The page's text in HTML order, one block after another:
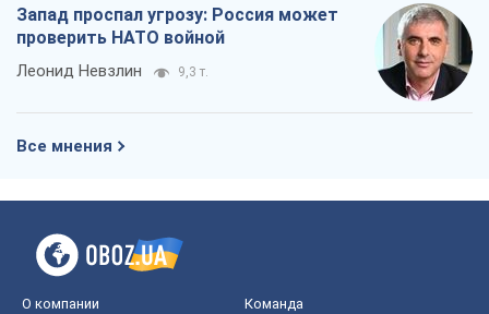
Запад проспал угрозу: Россия может
проверить НАТО войной
Леонид Невзлин 9,3 т.
Все мнения
О компании Команда